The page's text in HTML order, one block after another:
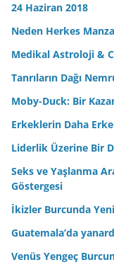
24 Haziran 2018
Neden Herkes
Medikal Astroloji &
Tanrıların Dağı
Moby-Duck: Bir
Erkeklerin Daha
Liderlik Üzerine Bir
Seks ve Yaşlanma
Göstergesi
İkizler Burcunda
Guatemala’da
Venüs Yengeç